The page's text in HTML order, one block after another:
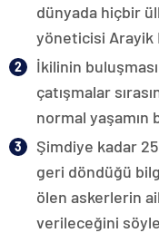
dünyada hiçbir
yöneticisi Arayik
İkilinin
çatışmalar
normal yaşamın
Şimdiye kadar
geri döndüğü
ölen askerlerin
verileceğini